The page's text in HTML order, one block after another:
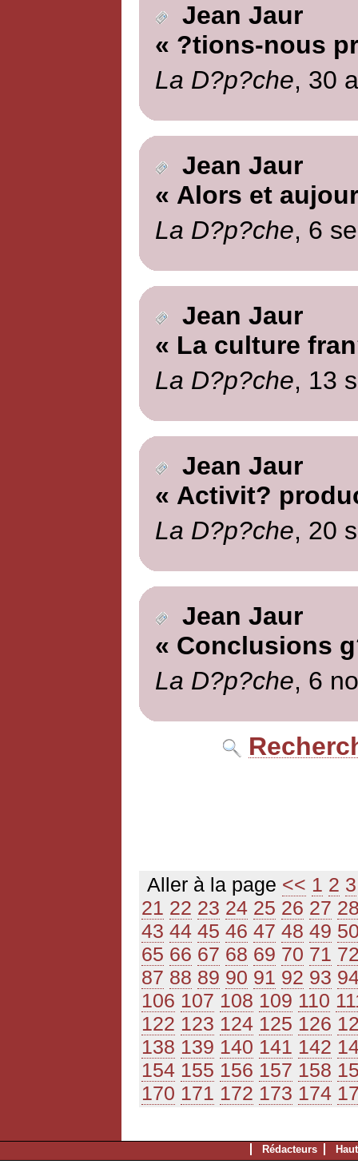
Jean Jaur
« ?tions-nous
La D?p?che, 30
Jean Jaur
« Alors et
La D?p?che, 6
Jean Jaur
« La culture
La D?p?che, 13
Jean Jaur
« Activit?
La D?p?che, 20
Jean Jaur
« Conclusions
La D?p?che, 6
Aller à la page << 1 2 3
21 22 23 24 25 26 27
43 44 45 46 47 48 49
65 66 67 68 69 70 71
87 88 89 90 91 92 93
106 107 108 109 110
122 123 124 125 126
138 139 140 141 142
154 155 156 157 158
170 171 172 173 174
Rédacteurs